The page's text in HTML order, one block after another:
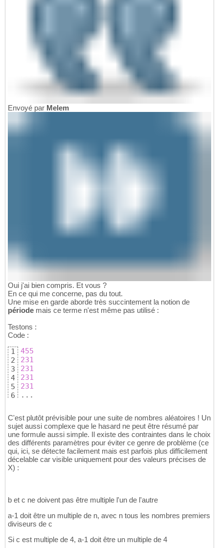
Envoyé par Melem
Oui j'ai bien compris. Et vous ?
En ce qui me concerne, pas du tout.
Une mise en garde aborde très succintement la notion de
période mais ce terme n'est même pas utilisé :
Testons :
Code :
1
2
3
4
5
6
455
231
231
231
231
...
C'est plutôt prévisible pour une suite de nombres aléatoires ! Un
sujet aussi complexe que le hasard ne peut être résumé par
une formule aussi simple. Il existe des contraintes dans le choix
des différents paramètres pour éviter ce genre de problème (ce
qui, ici, se détecte facilement mais est parfois plus difficilement
décelable car visible uniquement pour des valeurs précises de
X) :
b et c ne doivent pas être multiple l'un de l'autre
a-1 doit être un multiple de n, avec n tous les nombres premiers
diviseurs de c
Si c est multiple de 4, a-1 doit être un multiple de 4